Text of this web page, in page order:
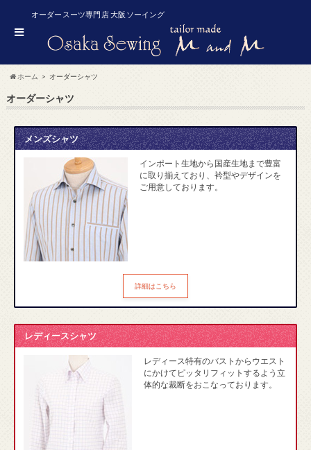
オーダースーツ専門店 大阪ソーイング
ホーム オーダーシャツ
オーダーシャツ
メンズシャツ
インポート生地から国産生地まで豊富
に取り揃えており、衿型やデザインを
ご用意しております。
詳細はこちら
レディースシャツ
レディース特有のバストからウエスト
にかけてピッタリフィットするよう立
体的な裁断をおこなっております。